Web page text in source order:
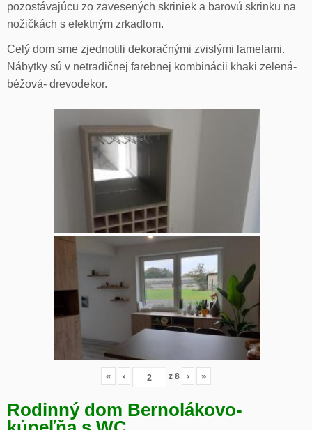
pozostávajúcu zo zavesených skriniek a barovú skrinku na
nožičkách s efektným zrkadlom.
Celý dom sme zjednotili dekoračnými zvislými lamelami.
Nábytky sú v netradičnej farebnej kombinácii khaki zelená-
béžová- drevodekor.
« ‹ z8 › »
Rodinný dom Bernolákovo-